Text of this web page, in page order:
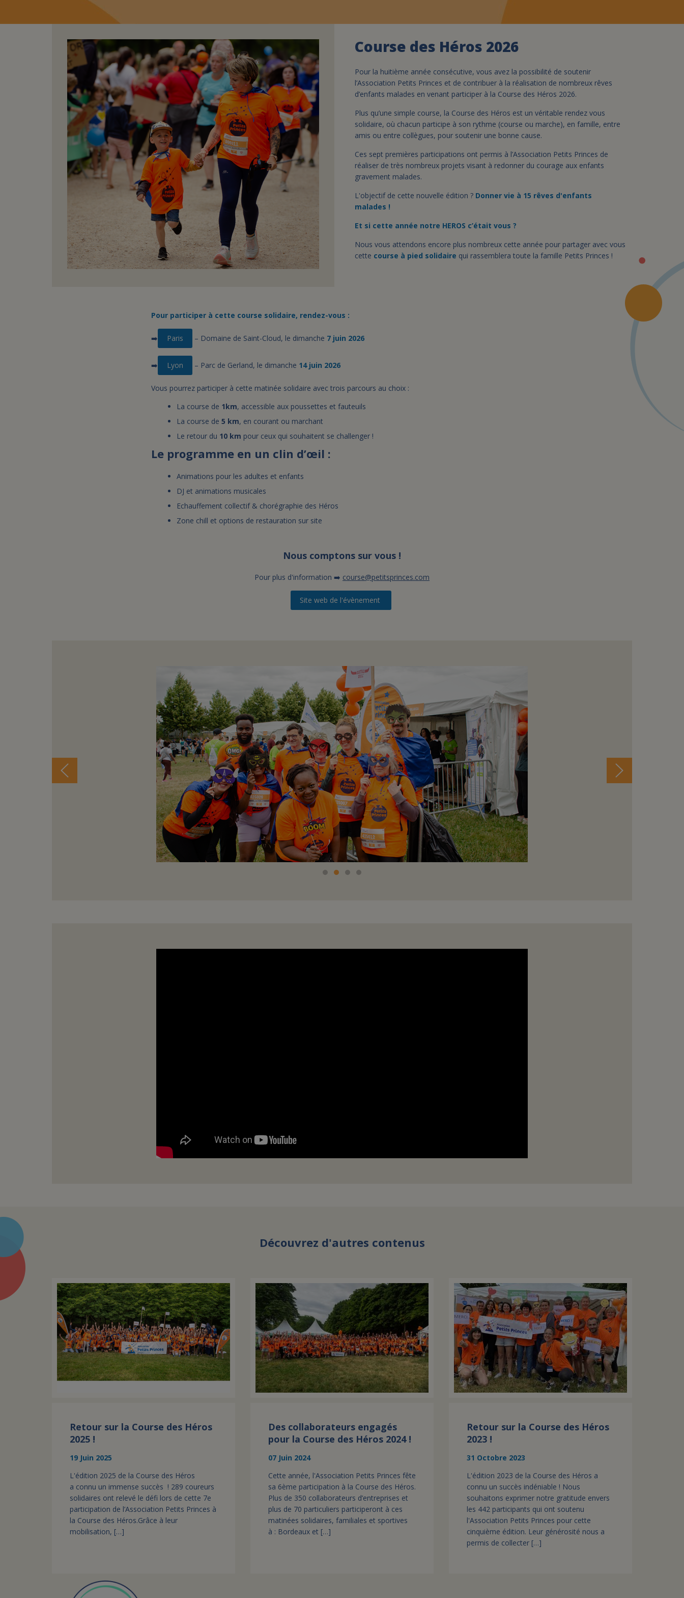
Course des Héros 2026
Pour la huitième année consécutive, vous avez la possibilité de soutenir
l’Association Petits Princes et de contribuer à la réalisation de nombreux rêves
d’enfants malades en venant participer à la Course des Héros 2026.
Plus qu’une simple course, la Course des Héros est un véritable rendez vous
solidaire, où chacun participe à son rythme (course ou marche), en famille, entre
amis ou entre collègues, pour soutenir une bonne cause.
Ces sept premières participations ont permis à l’Association Petits Princes de
réaliser de très nombreux projets visant à redonner du courage aux enfants
gravement malades.
L'objectif de cette nouvelle édition ? Donner vie à 15 rêves d'enfants
malades !
Et si cette année notre HEROS c’était vous ?
Nous vous attendons encore plus nombreux cette année pour partager avec vous
cette course à pied solidaire qui rassemblera toute la famille Petits Princes !
Pour participer à cette course solidaire, rendez-vous :
➡️ Paris – Domaine de Saint-Cloud, le dimanche 7 juin 2026
➡️ Lyon – Parc de Gerland, le dimanche 14 juin 2026
Vous pourrez participer à cette matinée solidaire avec trois parcours au choix :
La course de 1km, accessible aux poussettes et fauteuils
La course de 5 km, en courant ou marchant
Le retour du 10 km pour ceux qui souhaitent se challenger !
Le programme en un clin d’œil :
Animations pour les adultes et enfants
DJ et animations musicales
Echauffement collectif & chorégraphie des Héros
Zone chill et options de restauration sur site
Nous comptons sur vous !
Pour plus d'information ➡️ course@petitsprinces.com
Site web de l'évènement
Découvrez d'autres contenus
Retour sur la Course des Héros
2025 !
19 Juin 2025
L'édition 2025 de la Course des Héros
a connu un immense succès ! 289 coureurs
solidaires ont relevé le défi lors de cette 7e
participation de l’Association Petits Princes à
la Course des Héros.Grâce à leur
mobilisation, […]
Des collaborateurs engagés
pour la Course des Héros 2024 !
07 Juin 2024
Cette année, l'Association Petits Princes fête
sa 6ème participation à la Course des Héros.
Plus de 350 collaborateurs d’entreprises et
plus de 70 particuliers participeront à ces
matinées solidaires, familiales et sportives
à : Bordeaux et […]
Retour sur la Course des Héros
2023 !
31 Octobre 2023
L'édition 2023 de la Course des Héros a
connu un succès indéniable ! Nous
souhaitons exprimer notre gratitude envers
les 442 participants qui ont soutenu
l'Association Petits Princes pour cette
cinquième édition. Leur générosité nous a
permis de collecter […]